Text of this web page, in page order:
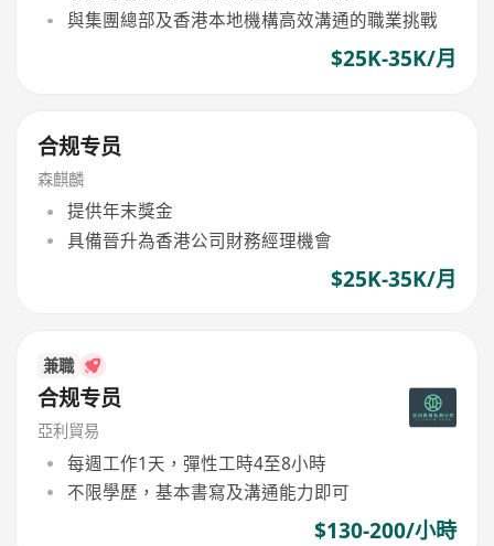
與集團總部及香港本地機構高效溝通的職業挑戰
$25K-35K/月
合规专员
森麒麟
提供年末獎金
具備晉升為香港公司財務經理機會
$25K-35K/月
兼職
合规专员
亞利貿易
每週工作1天，彈性工時4至8小時
不限學歷，基本書寫及溝通能力即可
$130-200/小時